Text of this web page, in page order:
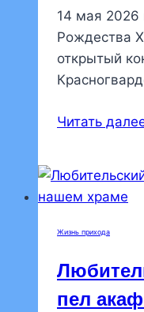
14 мая
Рождества
открытый
Читать
Жизнь прихода
пел